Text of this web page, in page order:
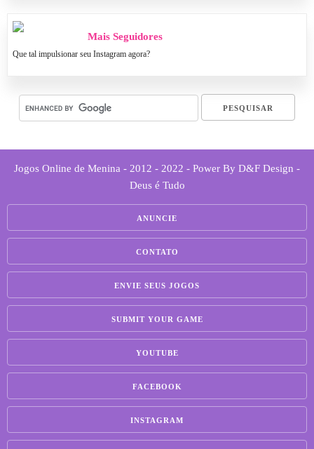
Mais Seguidores
Que tal impulsionar seu Instagram agora?
Jogos Online de Menina - 2012 - 2022 - Power By D&F Design -
Deus é Tudo
ANUNCIE
CONTATO
ENVIE SEUS JOGOS
SUBMIT YOUR GAME
YOUTUBE
FACEBOOK
INSTAGRAM